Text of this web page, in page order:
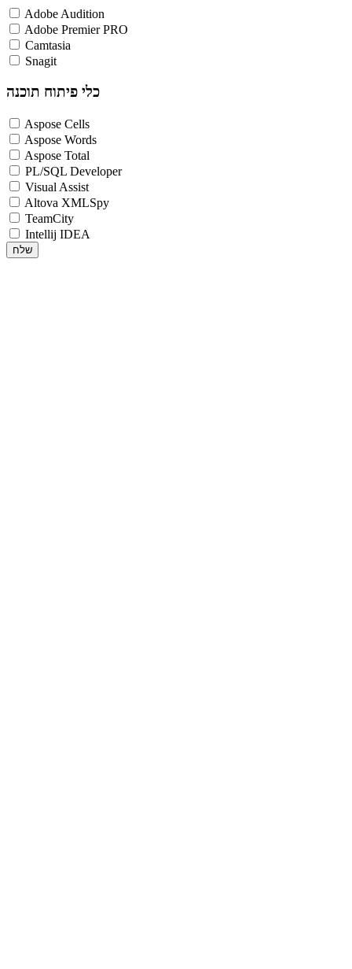
Adobe Audition
Adobe Premier PRO
Camtasia
Snagit
כלי פיתוח תוכנה
Aspose Cells
Aspose Words
Aspose Total
PL/SQL Developer
Visual Assist
Altova XMLSpy
TeamCity
Intellij IDEA